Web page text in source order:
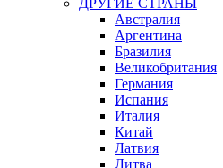
ДРУГИЕ СТРАНЫ
Австралия
Аргентина
Бразилия
Великобритания
Германия
Испания
Италия
Китай
Латвия
Литва